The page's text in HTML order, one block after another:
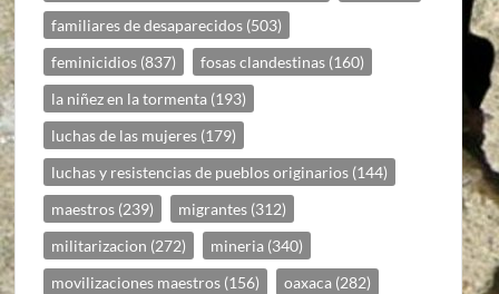
familiares de desaparecidos (503)
feminicidios (837) fosas clandestinas (160)
la niñez en la tormenta (193)
luchas de las mujeres (179)
luchas y resistencias de pueblos originarios (144)
maestros (239) migrantes (312)
militarizacion (272) mineria (340)
movilizaciones maestros (156) oaxaca (282)